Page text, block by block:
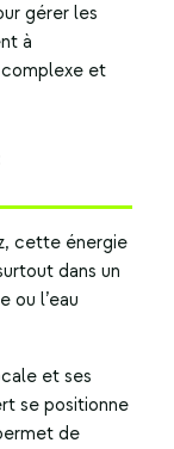
gérer les
à
et
cette énergie
dans un
ou l’eau
et ses
se positionne
de